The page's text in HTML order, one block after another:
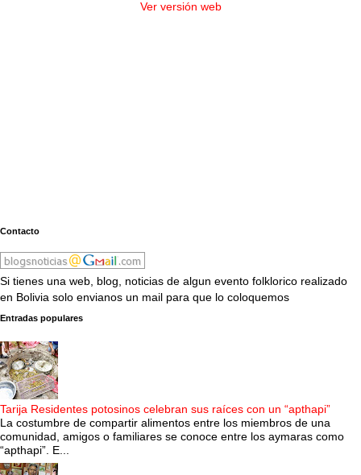
Ver versión web
Contacto
Si tienes una web, blog, noticias de algun evento folklorico realizado
en Bolivia solo envianos un mail para que lo coloquemos
Entradas populares
Tarija Residentes potosinos celebran sus raíces con un “apthapi”
La costumbre de compartir alimentos entre los miembros de una
comunidad, amigos o familiares se conoce entre los aymaras como
“apthapi”. E...